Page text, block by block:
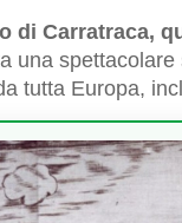
di Carratraca,
una
tutta Europa,